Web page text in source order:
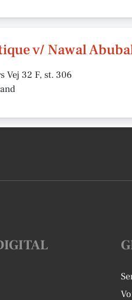
v/ Nawal
Vej 32 F, st. 306